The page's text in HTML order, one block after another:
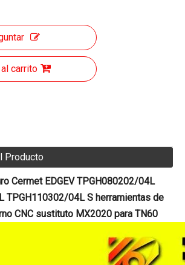
carrito
Producto
Cermet EDGEV TPGH080202/04L
TPGH110302/04L S herramientas de
CNC sustituto MX2020 para TN60